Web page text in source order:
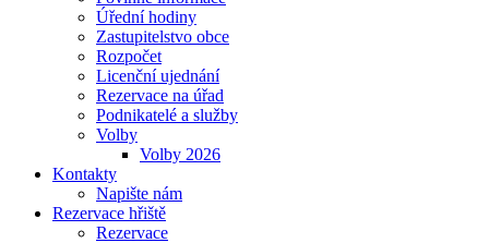
Úřední hodiny
Zastupitelstvo obce
Rozpočet
Licenční ujednání
Rezervace na úřad
Podnikatelé a služby
Volby
Volby 2026
Kontakty
Napište nám
Rezervace hřiště
Rezervace